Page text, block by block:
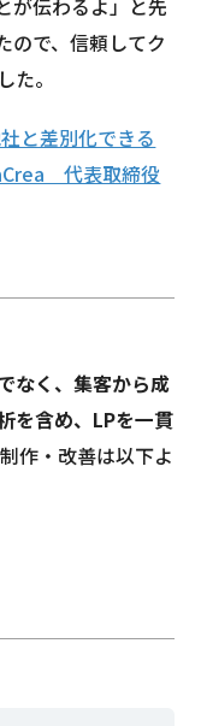
が伝わるよ」と先
ので、信頼してク
。
と差別化できる
代表取締役
なく、集客から成
を含め、LPを一貫
作・改善は以下よ